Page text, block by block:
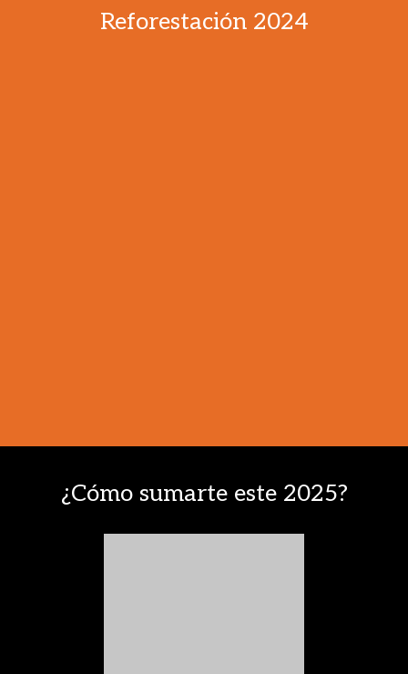
Reforestación 2024
¿Cómo sumarte este 2025?